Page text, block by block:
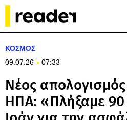
ΚΟΣΜΟΣ
09.07.26
07:33
Νέος
ΗΠΑ: «Πλήξαμε 90